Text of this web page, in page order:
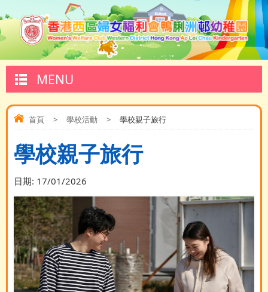
MENU
首頁 > 學校活動 > 學校親子旅行
學校親子旅行
日期: 17/01/2026